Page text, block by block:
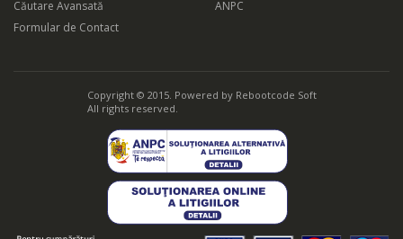
Căutare Avansată
Formular de Contact
ANPC
Copyright © 2015. Powered by Rebootcode Soft
All rights reserved.